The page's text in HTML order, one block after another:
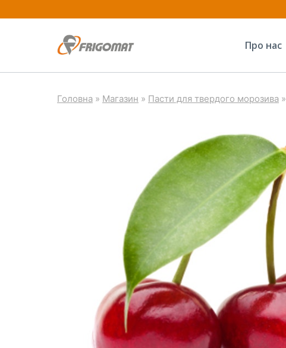
Про нас
Головна » Магазин » Пасти для твердого морозива »